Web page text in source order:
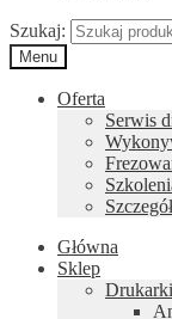
Szukaj:
Menu
Oferta
Serwis
Główna
Sklep